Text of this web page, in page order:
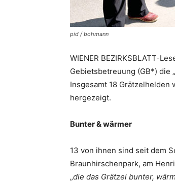
pid / bohmann
WIENER BEZIRKSBLATT-
Gebietsbetreuung (GB*) die
Insgesamt 18
hergezeigt.
Bunter & wärmer
13 von ihnen sind seit dem
Braunhirschenpark, am
„die das Grätzel bunter,